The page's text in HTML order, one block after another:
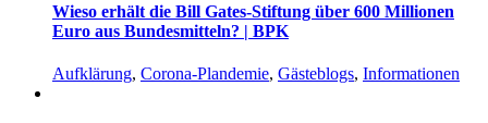
Wieso erhält die Bill Gates-Stiftung über 600 Millionen
Euro aus Bundesmitteln? | BPK
Aufklärung, Corona-Plandemie, Gästeblogs, Informationen